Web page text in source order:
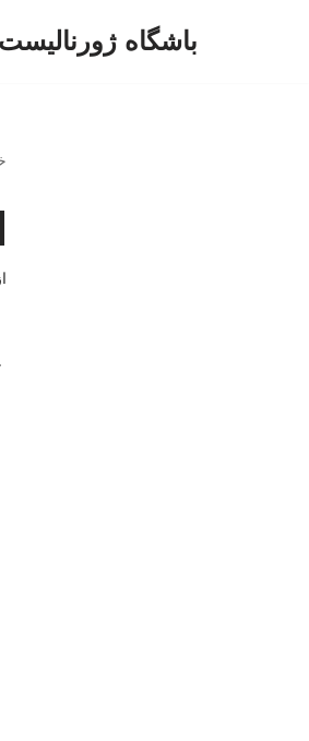
باشگاه ژورنالیست